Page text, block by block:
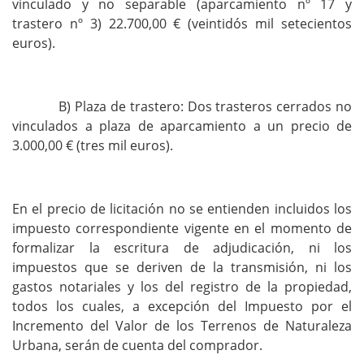
vinculado y no separable (aparcamiento nº 17 y
trastero nº 3) 22.700,00 € (veintidós mil setecientos
euros).
B) Plaza de trastero: Dos trasteros cerrados no
vinculados a plaza de aparcamiento a un precio de
3.000,00 € (tres mil euros).
En el precio de licitación no se entienden incluidos los
impuesto correspondiente vigente en el momento de
formalizar la escritura de adjudicación, ni los
impuestos que se deriven de la transmisión, ni los
gastos notariales y los del registro de la propiedad,
todos los cuales, a excepción del Impuesto por el
Incremento del Valor de los Terrenos de Naturaleza
Urbana, serán de cuenta del comprador.